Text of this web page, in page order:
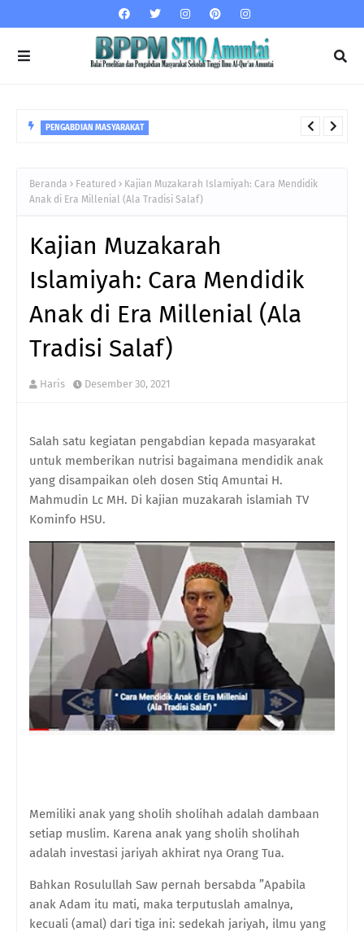
PENGABDIAN MASYARAKAT
Beranda Featured
Kajian Muzakarah Islamiyah: Cara Mendidik
Anak di Era Millenial (Ala Tradisi Salaf)
Kajian Muzakarah
Islamiyah: Cara Mendidik
Anak di Era Millenial (Ala
Tradisi Salaf)
Haris Desember 30, 2021
Salah satu kegiatan pengabdian kepada masyarakat
untuk memberikan nutrisi bagaimana mendidik anak
yang disampaikan oleh dosen Stiq Amuntai H.
Mahmudin Lc MH. Di kajian muzakarah islamiah TV
Kominfo HSU.
Memiliki anak yang sholih sholihah adalah dambaan
setiap muslim. Karena anak yang sholih sholihah
adalah investasi jariyah akhirat nya Orang Tua.
Bahkan Rosulullah Saw pernah bersabda ”Apabila
anak Adam itu mati, maka terputuslah amalnya,
kecuali (amal) dari tiga ini: sedekah jariyah, ilmu yang